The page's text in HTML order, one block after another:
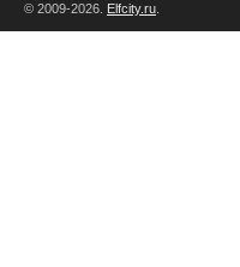
© 2009-2026. Elfcity.ru